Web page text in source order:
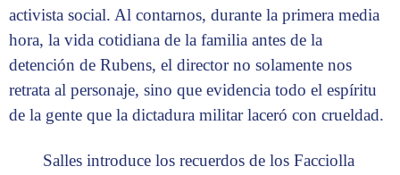
activista social. Al contarnos, durante la primera media
hora, la vida cotidiana de la familia antes de la
detención de Rubens, el director no solamente nos
retrata al personaje, sino que evidencia todo el espíritu
de la gente que la dictadura militar laceró con crueldad.
Salles introduce los recuerdos de los Facciolla